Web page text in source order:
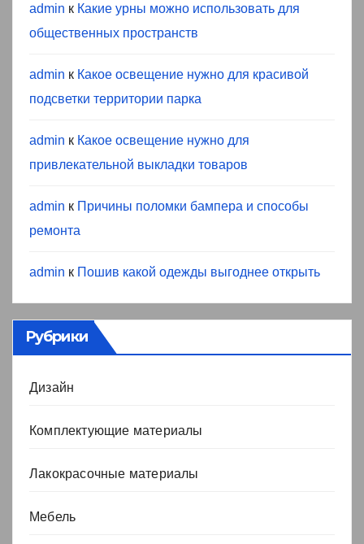
admin к Какие урны можно использовать для
общественных пространств
admin к Какое освещение нужно для красивой
подсветки территории парка
admin к Какое освещение нужно для
привлекательной выкладки товаров
admin к Причины поломки бампера и способы
ремонта
admin к Пошив какой одежды выгоднее открыть
Рубрики
Дизайн
Комплектующие материалы
Лакокрасочные материалы
Мебель